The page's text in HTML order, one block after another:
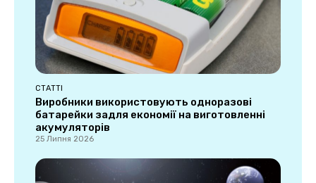
СТАТТІ
Виробники використовують одноразові
батарейки задля економії на виготовленні
акумуляторів
25 Липня 2026